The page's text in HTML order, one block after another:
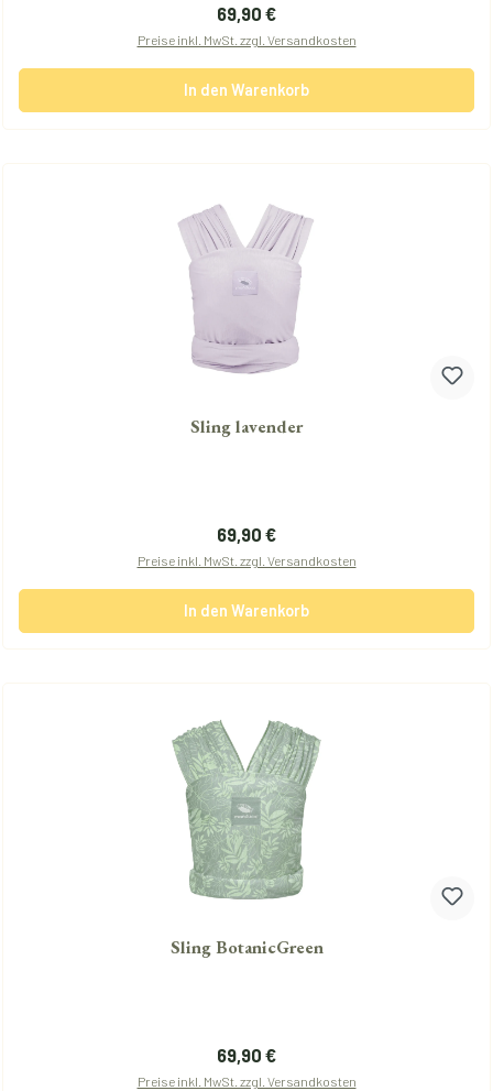
Regulärer Preis:
69,90 €
Preise inkl. MwSt. zzgl. Versandkosten
In den Warenkorb
Sling lavender
Regulärer Preis:
69,90 €
Preise inkl. MwSt. zzgl. Versandkosten
In den Warenkorb
Sling BotanicGreen
Regulärer Preis:
69,90 €
Preise inkl. MwSt. zzgl. Versandkosten